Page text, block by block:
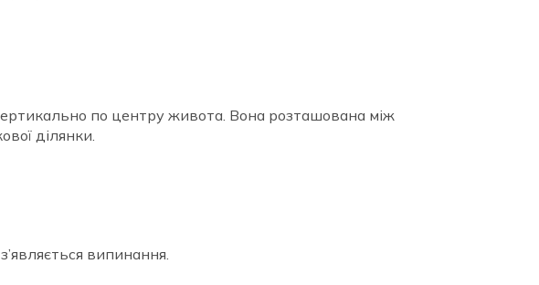
по центру живота. Вона розташована між
ділянки.
випинання.